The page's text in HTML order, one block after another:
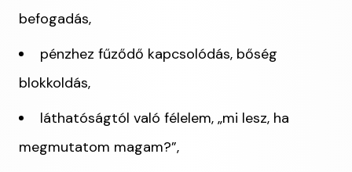
befogadás,
pénzhez fűződő kapcsolódás, bőség
blokkoldás,
láthatóságtól való félelem, „mi lesz, ha
megmutatom magam?”,